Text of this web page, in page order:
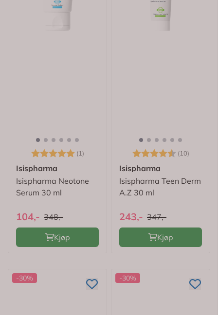
Karakter: (1)
5.0 av 5 mulige
Isispharma
Isispharma Neotone
Serum 30 ml
104,- 348,-
Kjøp
Karakter: (10)
Isispharma
Isispharma Teen Derm
A.Z 30 ml
243,- 347,-
Kjøp
-30% -30%